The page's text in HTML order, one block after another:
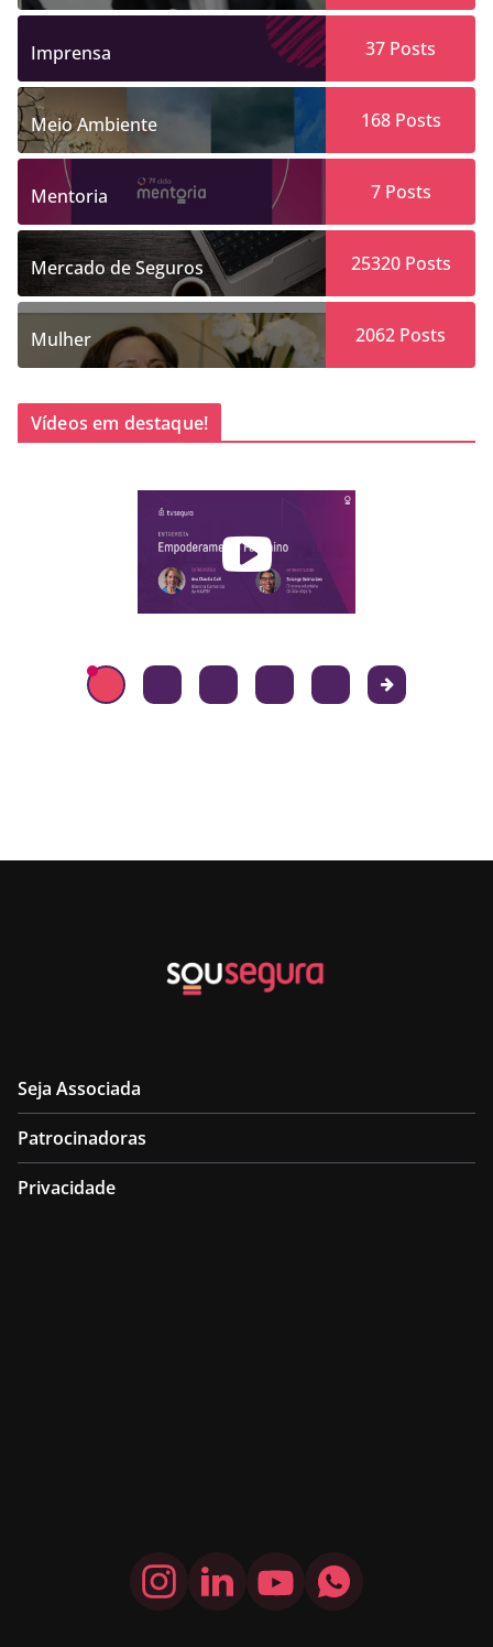
Imprensa 37 Posts
Meio Ambiente 168Posts
Mentoria 7Posts
Mercado de Seguros 25320Posts
Mulher 2062 Posts
Vídeos em destaque!
Seja Associada
Patrocinadoras
Privacidade